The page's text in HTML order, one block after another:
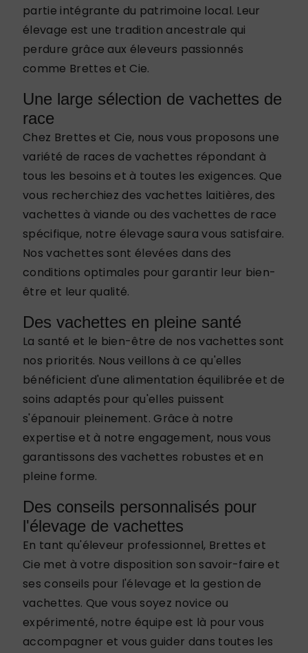
partie intégrante du patrimoine local. Leur
élevage est une tradition ancestrale qui
perdure grâce aux éleveurs passionnés
comme Brettes et Cie.
Une large sélection de vachettes de
race
Chez Brettes et Cie, nous vous proposons une
variété de races de vachettes répondant à
tous les besoins et à toutes les exigences. Que
vous recherchiez des vachettes laitières, des
vachettes à viande ou des vachettes de race
spécifique, notre élevage saura vous satisfaire.
Nos vachettes sont élevées dans des
conditions optimales pour garantir leur bien-
être et leur qualité.
Des vachettes en pleine santé
La santé et le bien-être de nos vachettes sont
nos priorités. Nous veillons à ce qu'elles
bénéficient d'une alimentation équilibrée et de
soins adaptés pour qu'elles puissent
s'épanouir pleinement. Grâce à notre
expertise et à notre engagement, nous vous
garantissons des vachettes robustes et en
pleine forme.
Des conseils personnalisés pour
l'élevage de vachettes
En tant qu'éleveur professionnel, Brettes et
Cie met à votre disposition son savoir-faire et
ses conseils pour l'élevage et la gestion de
vachettes. Que vous soyez novice ou
expérimenté, notre équipe est là pour vous
accompagner et vous guider dans toutes les